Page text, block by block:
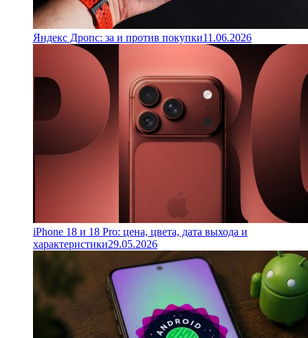
Яндекс Дропс: за и против покупки11.06.2026
iPhone 18 и 18 Pro: цена, цвета, дата выхода и
характеристики29.05.2026